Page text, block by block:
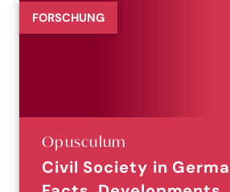
FORSCHUNG
Opusculum
Civil Society in